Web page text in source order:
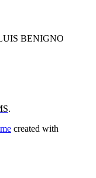
BENIGNO
.
created with